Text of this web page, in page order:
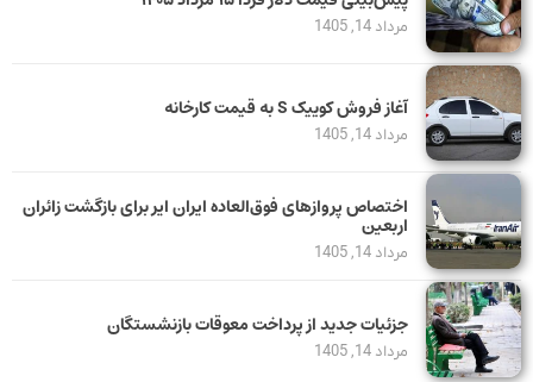
مرداد 14, 1405
آغاز فروش کوییک S به قیمت کارخانه
مرداد 14, 1405
اختصاص پروازهای فوق‌العاده ایران ایر برای بازگشت زائران
اربعین
مرداد 14, 1405
جزئیات جدید از پرداخت معوقات بازنشستگان
مرداد 14, 1405